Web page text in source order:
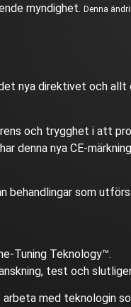
myndighet. Denna
nya direktivet och
och trygghet i att
denna nya CE-
som
Tuning Teknology™.
test och
med teknologin